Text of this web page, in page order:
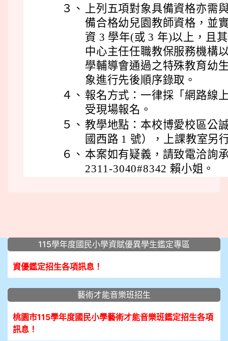
３、
上列五項對象具備資格亦需
備合格幼兒園教師資格，並
資 3 學年(或 3 年)以上，且
中心主任任職教保服務機構
學輔導會通過之特殊教育幼
象進行先後順序錄取。
４、 報名方式：一律採「網路線
受現場報名。
５、 教學地點：本校博愛校區公
國西路 1 號），上課教室另
６、 本案如有疑義，請致電洽詢
2311-3040#8342 賴小姐。
::: 115學年度國民小學資賦優異學生鑑定專區
資優鑑定招生各項訊息！
藝術才能音樂班招生
桃園市115學年度國民小學藝術才能音樂班鑑定招生各項
訊息！